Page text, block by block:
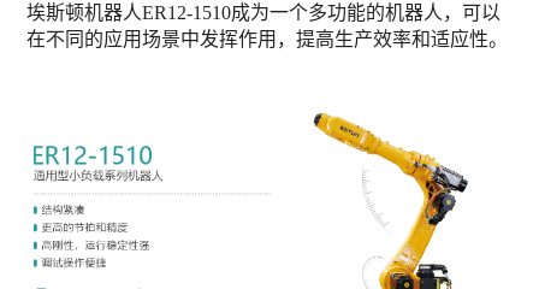
埃斯顿机器人ER12-1510成为一个多功能的机器人，可以
在不同的应用场景中发挥作用，提高生产效率和适应性。